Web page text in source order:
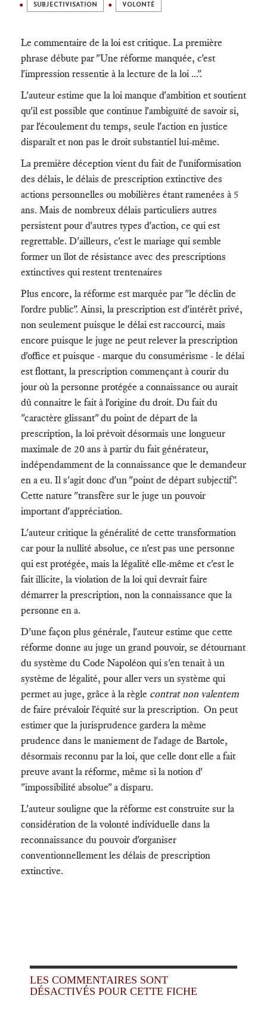
SUBJECTIVISATION VOLONTÉ
Le commentaire de la loi est critique. La première
phrase débute par "Une réforme manquée, c'est
l'impression ressentie à la lecture de la loi ...".
L'auteur estime que la loi manque d'ambition et soutient
qu'il est possible que continue l'ambiguïté de savoir si,
par l'écoulement du temps, seule l'action en justice
disparaît et non pas le droit substantiel lui-même.
La première déception vient du fait de l'uniformisation
des délais, le délais de prescription extinctive des
actions personnelles ou mobilières étant ramenées à 5
ans. Mais de nombreux délais particuliers autres
persistent pour d'autres types d'action, ce qui est
regrettable. D'ailleurs, c'est le mariage qui semble
former un îlot de résistance avec des prescriptions
extinctives qui restent trentenaires
Plus encore, la réforme est marquée par "le déclin de
l'ordre public". Ainsi, la prescription est d'intérêt privé,
non seulement puisque le délai est raccourci, mais
encore puisque le juge ne peut relever la prescription
d'office et puisque - marque du consumérisme - le délai
est flottant, la prescription commençant à courir du
jour où la personne protégée a connaissance ou aurait
dû connaitre le fait à l'origine du droit. Du fait du
"caractère glissant" du point de départ de la
prescription, la loi prévoit désormais une longueur
maximale de 20 ans à partir du fait générateur,
indépendamment de la connaissance que le demandeur
en a eu. Il s'agit donc d'un "point de départ subjectif".
Cette nature "transfère sur le juge un pouvoir
important d'appréciation.
L'auteur critique la généralité de cette transformation
car pour la nullité absolue, ce n'est pas une personne
qui est protégée, mais la légalité elle-même et c'est le
fait illicite, la violation de la loi qui devrait faire
démarrer la prescription, non la connaissance que la
personne en a.
D'une façon plus générale, l'auteur estime que cette
réforme donne au juge un grand pouvoir, se détournant
du système du Code Napoléon qui s'en tenait à un
système de légalité, pour aller vers un système qui
permet au juge, grâce à la règle contrat non valentem
de faire prévaloir l'équité sur la prescription. On peut
estimer que la jurisprudence gardera la même
prudence dans le maniement de l'adage de Bartole,
désormais reconnu par la loi, que celle dont elle a fait
preuve avant la réforme, même si la notion d'
"impossibilité absolue" a disparu.
L'auteur souligne que la réforme est construite sur la
considération de la volonté individuelle dans la
reconnaissance du pouvoir d'organiser
conventionnellement les délais de prescription
extinctive.
LES COMMENTAIRES SONT
DÉSACTIVÉS POUR CETTE FICHE